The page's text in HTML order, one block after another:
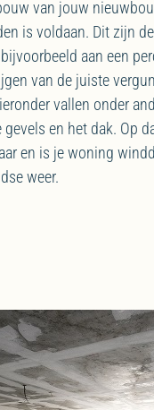
van jouw
is voldaan. Dit zijn
aan een
van de juiste
vallen onder
gevels en het dak. Op
en is je woning
weer.